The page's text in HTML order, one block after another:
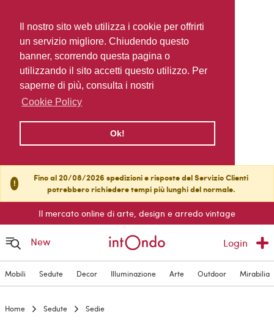
Il nostro sito web utilizza i cookie per offrirti
un servizio migliore. Chiudendo questo
banner, scorrendo questa pagina o
utilizzando il sito accetti questo utilizzo. Per
saperne di più, consulta i nostri
Cookie Policy
Ok!
!
Fino al 20/08/2026 spedizioni e risposte del Servizio Clienti
potrebbero richiedere tempi più lunghi del normale.
Il mercato online di arte, design e arredo vintage
New Login
Mobili Sedute Decor Illuminazione Arte Outdoor Mirabilia
Home Sedute Sedie